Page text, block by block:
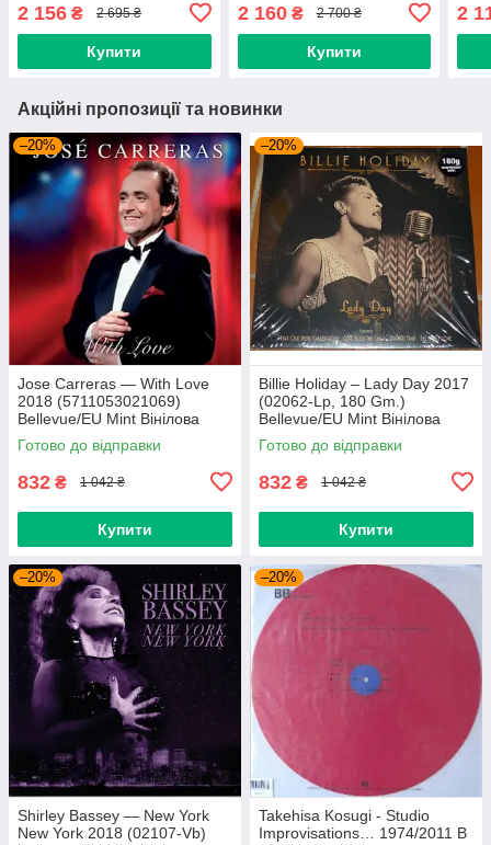
(art.244595)
2 156 ₴ 2 695 ₴
Купити
(art.238316)
2 160₴ 2 700 ₴
Купити
2
Акційні пропозиції та новинки
–20%
Jose Carreras — With Love
2018 (5711053021069)
Bellevue/EU Mint Вінілова
платівка (art.239665)
Готово до відправки
832 ₴ 1 042 ₴
Купити
–20%
Billie Holiday – Lady Day 2017
(02062-Lp, 180 Gm.)
Bellevue/EU Mint Вінілова
платівка (art.238958)
Готово до відправки
832 ₴ 1 042 ₴
Купити
–20%
Shirley Bassey — New York
New York 2018 (02107-Vb)
–20%
Takehisa Kosugi - Studio
Improvisations… 1974/2011 B